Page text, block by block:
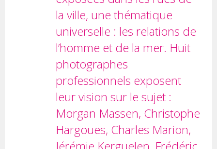
la ville, une thématique
universelle : les relations de
l’homme et de la mer. Huit
photographes
professionnels exposent
leur vision sur le sujet :
Morgan Massen, Christophe
Hargoues, Charles Marion,